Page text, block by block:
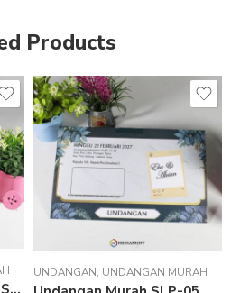
Products
Undangan Khitan Murah SLP-09
UNDANGAN, UNDANGAN MURAH